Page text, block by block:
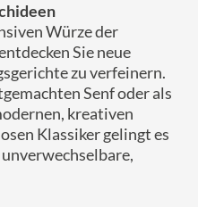
Würze der
Sie neue
zu verfeinern.
Senf oder als
kreativen
Klassiker gelingt es